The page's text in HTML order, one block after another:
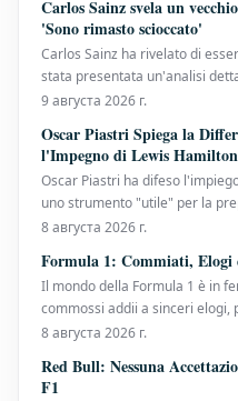
campionato piloti. Il suo soli
Carlos Sainz svela un
'Sono rimasto scioccato'
Carlos Sainz ha rivelato di
stata presentata un'analisi
suoi team precedenti al suo
team principal della Fer
9 августа 2026 г.
Oscar Piastri Spiega la
l'Impegno di Lewis Hamilton
Oscar Piastri ha difeso
uno strumento "utile" per la
Premio. Il suo commento arriva
utilizzato il simulatore,
8 августа 2026 г.
Formula 1: Commiati, Elogi
Il mondo della Formula 1 è in
commossi addii a sinceri
all'interno dei team. Gwen
piloti presso la Mercedes, h
8 августа 2026 г.
Red Bull: Nessuna
F1